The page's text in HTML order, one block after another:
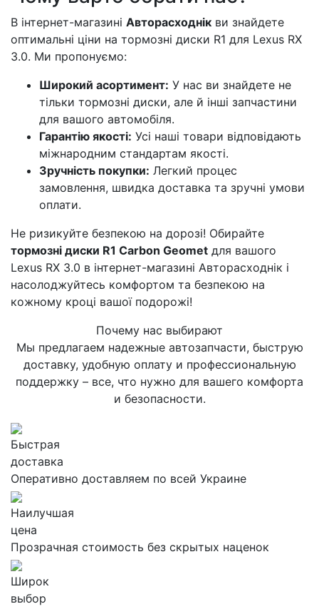
В інтернет-магазині Авторасходнік ви знайдете
оптимальні ціни на тормозні диски R1 для Lexus RX
3.0. Ми пропонуємо:
Широкий асортимент: У нас ви знайдете не
тільки тормозні диски, але й інші запчастини
для вашого автомобіля.
Гарантію якості: Усі наші товари відповідають
міжнародним стандартам якості.
Зручність покупки: Легкий процес
замовлення, швидка доставка та зручні умови
оплати.
Не ризикуйте безпекою на дорозі! Обирайте
тормозні диски R1 Carbon Geomet для вашого
Lexus RX 3.0 в інтернет-магазині Авторасходнік і
насолоджуйтесь комфортом та безпекою на
кожному кроці вашої подорожі!
Почему нас выбирают
Мы предлагаем надежные автозапчасти, быструю
доставку, удобную оплату и профессиональную
поддержку – все, что нужно для вашего комфорта
и безопасности.
Быстрая
доставка
Оперативно доставляем по всей Украине
Наилучшая
цена
Прозрачная стоимость без скрытых наценок
Широк
выбор